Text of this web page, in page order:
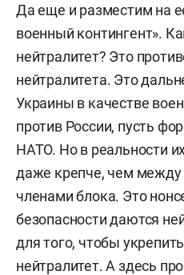
Да еще и разместим на
военный контингент».
нейтралитет? Это
нейтралитета. Это
Украины в качестве
против России, пусть
НАТО. Но в реальности
даже крепче, чем
членами блока. Это
безопасности даются
для того, чтобы
нейтралитет. А здесь